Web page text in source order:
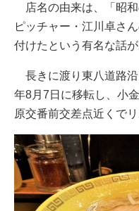
店名の由来は、「昭
ピッチャー・江川卓さ
付けたという有名な話が
長きに渡り東八道路
年8月7日に移転し、小
原交番前交差点近くで